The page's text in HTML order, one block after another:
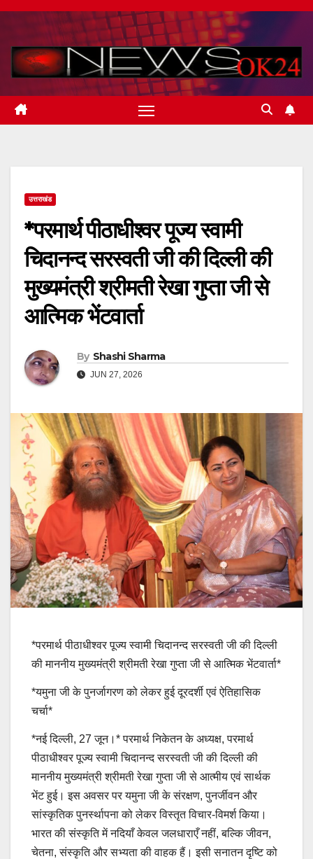
Skip
content
उत्तराखंड
*परमार्थ पीठाधीश्वर पूज्य स्वामी
चिदानन्द सरस्वती जी की दिल्ली की
मुख्यमंत्री श्रीमती रेखा गुप्ता जी से
आत्मिक भेंटवार्ता
By Shashi Sharma
JUN 27, 2026
*परमार्थ पीठाधीश्वर पूज्य स्वामी चिदानन्द सरस्वती जी की दिल्ली
की माननीय मुख्यमंत्री श्रीमती रेखा गुप्ता जी से आत्मिक भेंटवार्ता*
*यमुना जी के पुनर्जागरण को लेकर हुई दूरदर्शी एवं ऐतिहासिक
चर्चा*
*नई दिल्ली, 27 जून।* परमार्थ निकेतन के अध्यक्ष, परमार्थ
पीठाधीश्वर पूज्य स्वामी चिदानन्द सरस्वती जी की दिल्ली की
माननीय मुख्यमंत्री श्रीमती रेखा गुप्ता जी से आत्मीय एवं सार्थक
भेंट हुई। इस अवसर पर यमुना जी के संरक्षण, पुनर्जीवन और
सांस्कृतिक पुनर्स्थापना को लेकर विस्तृत विचार-विमर्श किया।
भारत की संस्कृति में नदियाँ केवल जलधाराएँ नहीं, बल्कि जीवन,
चेतना, संस्कृति और सभ्यता की वाहक हैं। इसी सनातन दृष्टि को